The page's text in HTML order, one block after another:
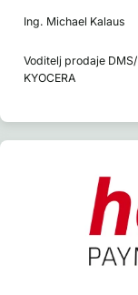
Ing. Michael Kalaus
Voditelj prodaje DMS/
KYOCERA